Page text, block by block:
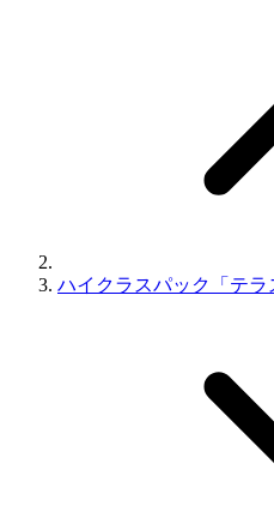
ハイクラスパック「テラ